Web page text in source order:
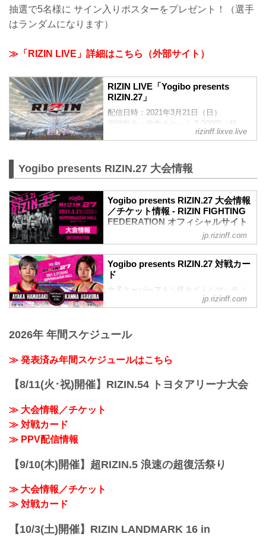
抽選で5名様に サイン入りポスターをプレゼント！（選手
はランダムになります）
≫「RIZIN LIVE」詳細はこちら（外部サイト）
RIZIN LIVE「Yogibo presents
RIZIN.27」
配信日時：2021年3月21日（日）
視聴料金：前売チケット 5,000円（税
込）/ 当日チケット 5,500円（税込）
rizinff.lixve.live
Yogibo presents RIZIN.27 大会情報
Yogibo presents RIZIN.27 大会情報
／チケット情報 - RIZIN FIGHTING
FEDERATION オフィシャルサイト
Yogibo presents RIZIN.27
日時
※ 開始時間は予定です。決定次第RIZIN
終了予定時間
※試合内容、イベント進行によって終了
ご了承ください。
名古屋鉄道 名...
jp.rizinff.com
Yogibo presents RIZIN.27 対戦カー
ド
女子スーパーアトム級タイトルマッチ／
※肘あり
≫ RIZIN LIVEの詳細と応援コードはこち
スペシャルワンマッチ／ホベルト・サト
シ・ソウザ vs. 徳留一樹
スペシャルワンマ...
jp.rizinff.com
2026年 年間スケジュール
≫ 発表済み年間スケジュールはこちら
【8/11(火･祝)開催】RIZIN.54 トヨタアリーナ大会
≫ 大会情報／チケット
≫ 対戦カード
≫ PPV配信情報
【9/10(木)開催】超RIZIN.5 浪速の超復活祭り
≫ 大会情報／チケット
≫ 対戦カード
【10/3(土)開催】RIZIN LANDMARK 16 in